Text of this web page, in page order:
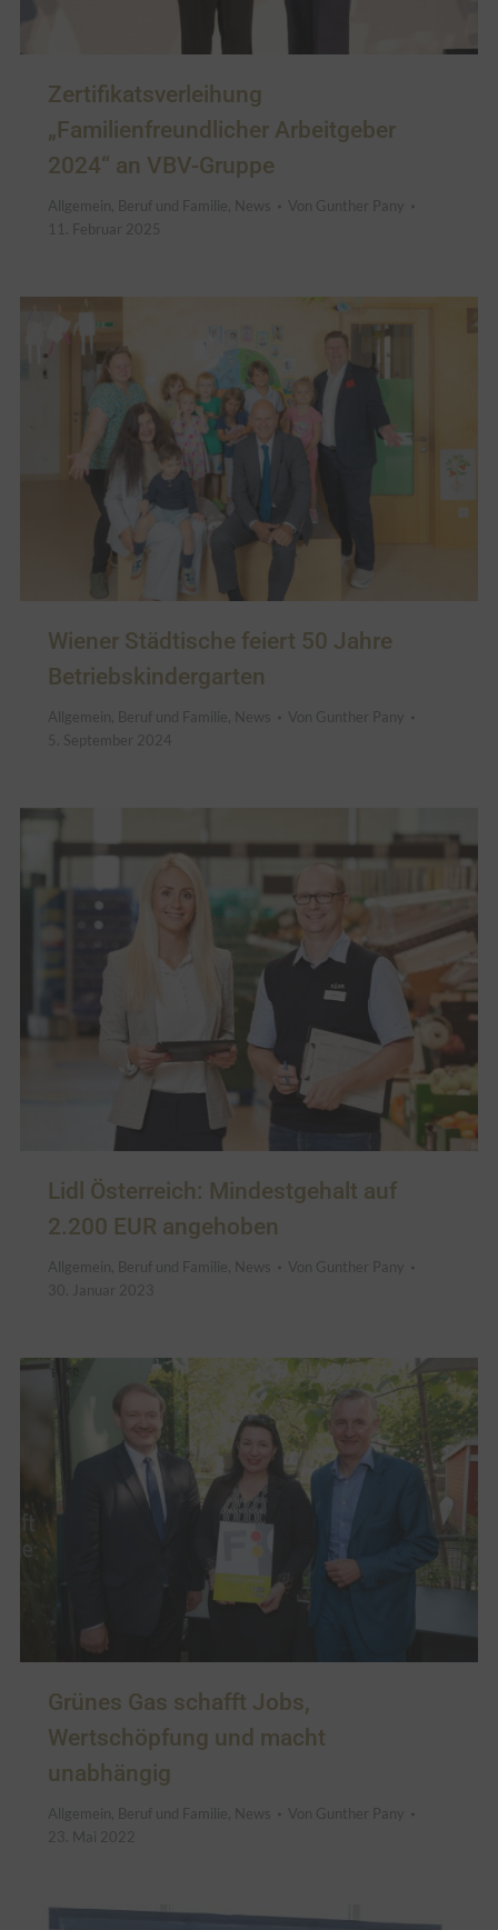
Zertifikatsverleihung
„Familienfreundlicher Arbeitgeber
2024“ an VBV-Gruppe
Allgemein Beruf und Familie News Von Gunther Pany
11. Februar 2025
Wiener Städtische feiert 50 Jahre
Betriebskindergarten
Allgemein, Beruf und Familie, News Von Gunther Pany
5. September 2024
Lidl Österreich: Mindestgehalt auf
2.200 EUR angehoben
Allgemein Beruf und Familie News Von Gunther Pany
30. Januar 2023
Grünes Gas schafft Jobs,
Wertschöpfung und macht
unabhängig
Allgemein , Beruf und Familie, News Von Gunther Pany
23. Mai 2022